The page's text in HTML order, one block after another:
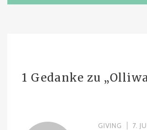
1 Gedanke zu „
GIVING 7.